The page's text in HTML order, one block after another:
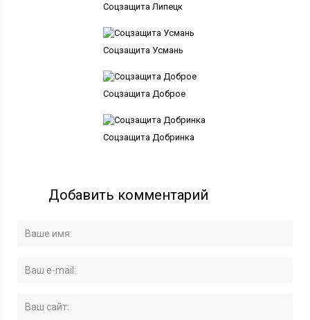
Соцзащита Липецк
Соцзащита Усмань
Соцзащита Доброе
Соцзащита Добринка
Добавить комментарий